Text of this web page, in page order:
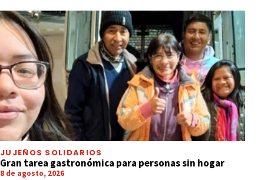
JUJEÑOS SOLIDARIOS
Gran tarea gastronómica para personas sin hogar
8 de agosto, 2026